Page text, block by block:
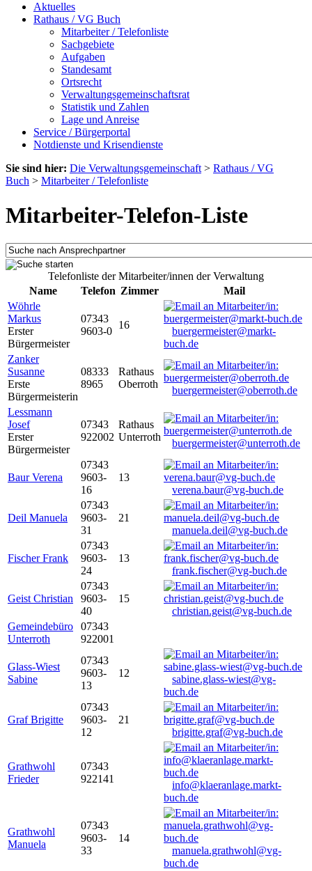
Aktuelles
Rathaus / VG Buch
Mitarbeiter / Telefonliste
Sachgebiete
Aufgaben
Standesamt
Ortsrecht
Verwaltungsgemeinschaftsrat
Statistik und Zahlen
Lage und Anreise
Service / Bürgerportal
Notdienste und Krisendienste
Sie sind hier: Die Verwaltungsgemeinschaft > Rathaus / VG
Buch > Mitarbeiter / Telefonliste
Mitarbeiter-Telefon-Liste
Telefonliste der Mitarbeiter/innen der Verwaltung
Name
Telefon Zimmer
Mail
Wöhrle
Markus
Erster
Bürgermeister
07343
9603-0
16
buergermeister@markt-
buch.de
Zanker
Susanne
Erste
Bürgermeisterin
08333
8965
Rathaus
Oberroth
buergermeister@oberroth.de
Lessmann
Josef
Erster
Bürgermeister
07343
922002
Rathaus
Unterroth
buergermeister@unterroth.de
Baur Verena
07343
9603-
16
13
verena.baur@vg-buch.de
Deil Manuela
07343
9603-
31
21
manuela.deil@vg-buch.de
Fischer Frank
07343
9603-
24
13
frank.fischer@vg-buch.de
Geist Christian
07343
9603-
40
15
christian.geist@vg-buch.de
Gemeindebüro
Unterroth
07343
922001
Glass-Wiest
Sabine
07343
9603-
13
12
sabine.glass-wiest@vg-
buch.de
Graf Brigitte
07343
9603-
12
21
brigitte.graf@vg-buch.de
Grathwohl
Frieder
07343
922141
info@klaeranlage.markt-
buch.de
Grathwohl
Manuela
07343
9603-
33
14
manuela.grathwohl@vg-
buch.de